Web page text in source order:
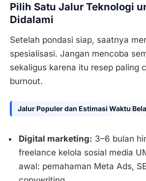
Pilih Satu Jalur Teknologi
Didalami
Setelah pondasi siap, saatnya
spesialisasi. Jangan mencoba
sekaligus karena itu resep paling
burnout.
Jalur Populer dan Estimasi Waktu
Digital marketing: 3–6 bulan
freelance kelola sosial media
awal: pemahaman Meta Ads,